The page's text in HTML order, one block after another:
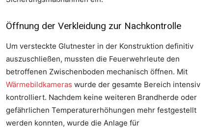
Öffnung der Verkleidung zur Nachkontrolle
Um versteckte Glutnester in der Konstruktion definitiv
auszuschließen, mussten die Feuerwehrleute den
betroffenen Zwischenboden mechanisch öffnen. Mit
Wärmebildkameras wurde der gesamte Bereich intensiv
kontrolliert. Nachdem keine weiteren Brandherde oder
gefährlichen Temperaturerhöhungen mehr festgestellt
werden konnten, wurde die Anlage für